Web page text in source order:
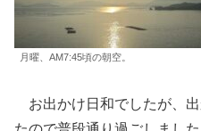
月曜、AM7:45頃の朝空。
お出かけ日和でしたが、